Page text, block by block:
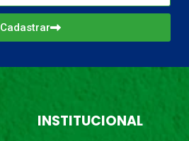
Cadastrar
INSTITUCIONAL